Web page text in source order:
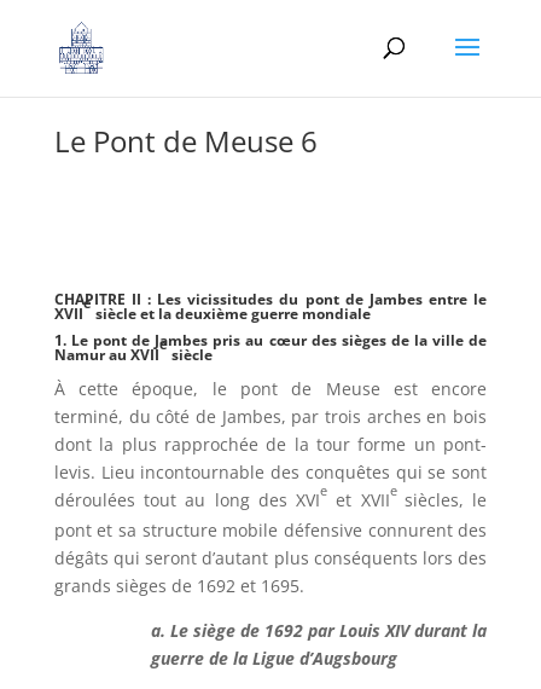
Le Pont de Meuse 6
CHAPITRE II : Les vicissitudes du pont de Jambes entre le
XVIIe siècle et la deuxième guerre mondiale
1. Le pont de Jambes pris au cœur des sièges de la ville de
Namur au XVIIe siècle
À cette époque, le pont de Meuse est encore
terminé, du côté de Jambes, par trois arches en bois
dont la plus rapprochée de la tour forme un pont-
levis. Lieu incontournable des conquêtes qui se sont
déroulées tout au long des XVIe et XVIIe siècles, le
pont et sa structure mobile défensive connurent des
dégâts qui seront d’autant plus conséquents lors des
grands sièges de 1692 et 1695.
a. Le siège de 1692 par Louis XIV durant la
guerre de la Ligue d’Augsbourg